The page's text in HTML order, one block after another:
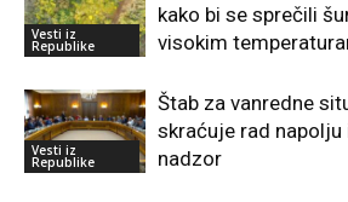
Vesti iz
Republike
kako bi se sprečili
visokim
Vesti iz
Republike
Štab za vanredne
skraćuje rad
nadzor